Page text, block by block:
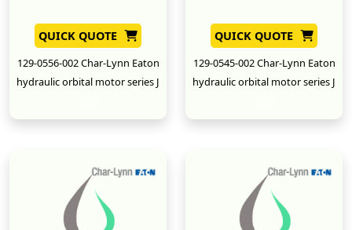
QUICK QUOTE
129-0556-002 Char-Lynn Eaton
hydraulic orbital motor series J
QUICK QUOTE
129-0545-002 Char-Lynn Eaton
hydraulic orbital motor series J